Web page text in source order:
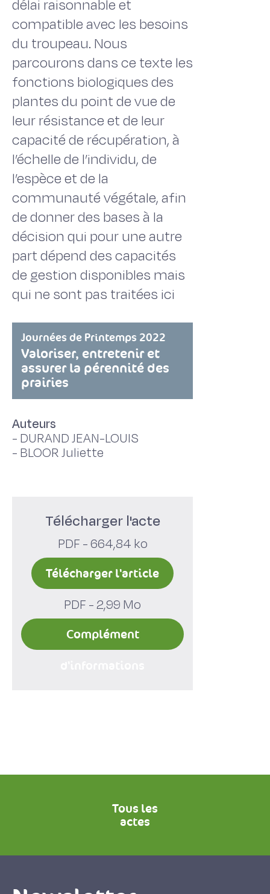
délai raisonnable et
compatible avec les besoins
du troupeau. Nous
parcourons dans ce texte les
fonctions biologiques des
plantes du point de vue de
leur résistance et de leur
capacité de récupération, à
l’échelle de l’individu, de
l’espèce et de la
communauté végétale, afin
de donner des bases à la
décision qui pour une autre
part dépend des capacités
de gestion disponibles mais
qui ne sont pas traitées ici
Journées de Printemps 2022
Valoriser, entretenir et
assurer la pérennité des
prairies
Auteurs
- DURAND JEAN-LOUIS
- BLOOR Juliette
Télécharger l'acte
PDF - 664,84 ko
Télécharger l'article
PDF - 2,99 Mo
Complément
Tous les
actes